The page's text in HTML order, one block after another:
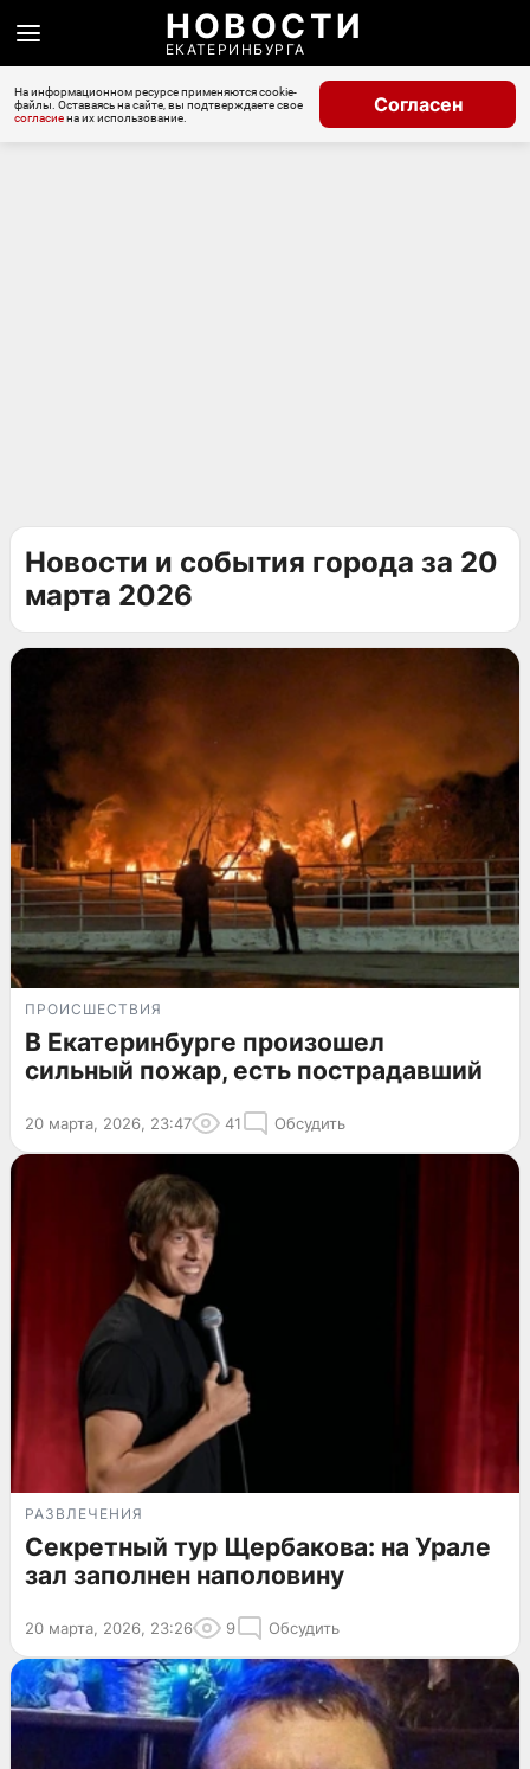
НОВОСТИ
ЕКАТЕРИНБУРГА
На информационном ресурсе применяются cookie-
файлы. Оставаясь на сайте, вы подтверждаете свое
согласиена их использование.
Согласен
Новости и события города за 20
марта 2026
ПРОИСШЕСТВИЯ
В Екатеринбурге произошел
сильный пожар, есть пострадавший
20 марта, 2026, 23:47 41 Обсудить
РАЗВЛЕЧЕНИЯ
Секретный тур Щербакова: на Урале
зал заполнен наполовину
20 марта, 2026, 23:26 9 Обсудить